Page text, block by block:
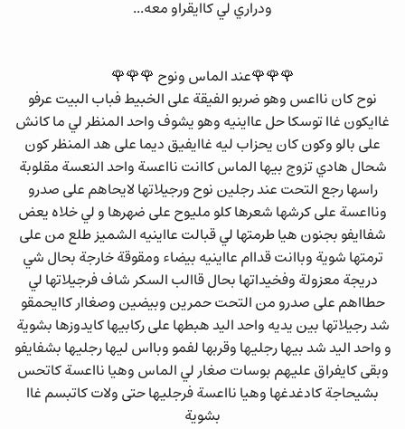
ودراري لي كاايقراو معه...
🌹🌹🌹عند الماس ونوح 🌹🌹🌹
نوح كان نااعس وهو ضربو الفيقة على الخبيط فباب البيت عرفو
غاايكون غاا توسكا حل عااينيه وهو يشوف واحد المنظر لي ما كانش
على بالو وكون كان يحزاب ليه غاايفيق ديما على هد المنظر كون
شحال هادي تزوج بيها الماس كاانت نااعسة واحد النعسة مقلوبة
راسها رجع التحت عند رجلين نوح ورجيلاتها لايحاهم على صدرو
ونااعسة على كرشها شعرها كلو مليوح على ضهرها و لي خلاه يعض
شفاايفو بجنون هيا طرمتها لي قبالت عااينيه الشميز طلع من على
ترمتها شوية وباانت قداام عااينيه بيضاء ومقوقة خارجة بحال شي
دريجة معزولة وفخيداتها بحال قاالب السكر شاف فرجيلاتها لي
حطااهم على صدرو من التحت حمرين وبيضين وصغاار كاايحمقو
شد رجيلاتها بين يديه واحد اليد هبطها على ركابيها كايدوزها بشوية
و واحد اليد شد بيها رجليها وقربها لفمو وبااس ليها رجليها بشفايفو
وبقى كايفراق عليهم بوسات صغار لي الماس وهيا نااعسة كاتحس
بشيحاجة كادغدغها وهيا نااعسة فرجليها حتى ولات كاتبسم غاا
بشوية